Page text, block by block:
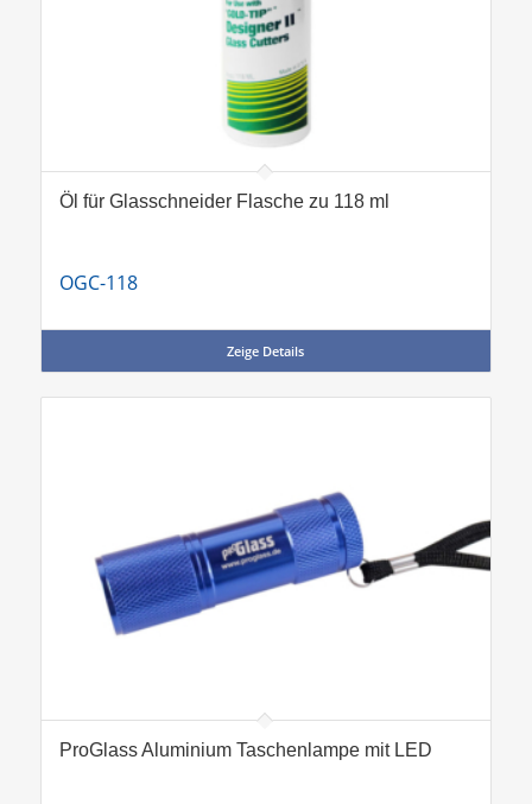
Öl für Glasschneider Flasche zu 118 ml
OGC-118
Zeige Details
ProGlass Aluminium Taschenlampe mit LED